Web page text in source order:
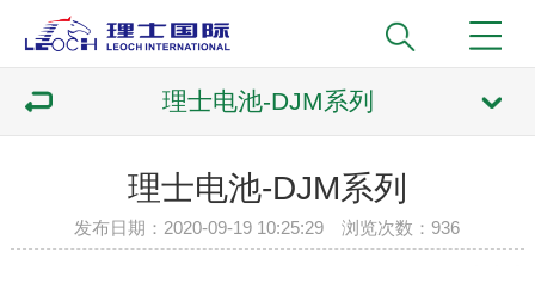
理士电池-DJM系列
理士电池-DJM系列
发布日期：2020-09-19 10:25:29 浏览次数： 936